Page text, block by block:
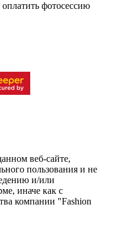
фотосессию
веб-сайте,
пользования и не
и/или
иначе как с
компании "Fashion